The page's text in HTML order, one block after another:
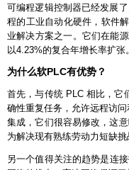
可编程逻辑控制器已经发展
程的工业自动化硬件，软件
业解决方案之一。它们在能
以4.23%的复合年增长率扩张。
为什么软PLC有优势？
首先，与传统 PLC 相比，它
确性重复任务，允许远程访
集成，它们很容易修改，这
为解决现有熟练劳动力短缺挑
另一个值得关注的趋势是连